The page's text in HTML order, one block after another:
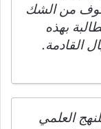
من الشك
بهذه
القادمة.
العلمي